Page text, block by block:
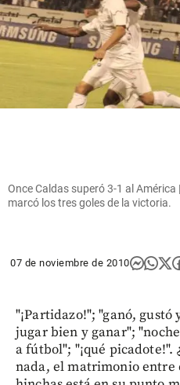
Once Caldas superó 3-1 al
marcó los tres goles de la victoria.
07 de noviembre de 2010
"¡Partidazo!"; "ganó, gustó
jugar bien y ganar";
a fútbol"; "¡qué picadote!".
nada, el matrimonio entre